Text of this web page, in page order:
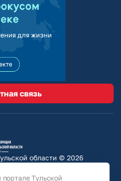
связь
области © 2026
характер и ни при
офертой, определяемой
Тульской